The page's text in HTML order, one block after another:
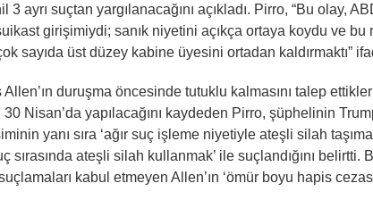
3 ayrı suçtan yargılanacağını açıkladı. Pirro, “Bu olay,
girişimiydi; sanık niyetini açıkça ortaya koydu ve bu
sayıda üst düzey kabine üyesini ortadan kaldırmaktı”
duruşma öncesinde tutuklu kalmasını talep
30 Nisan’da yapılacağını kaydeden Pirro, şüphelinin
yanı sıra ‘ağır suç işleme niyetiyle ateşli silah
sırasında ateşli silah kullanmak’ ile suçlandığını belirtti.
kabul etmeyen Allen’ın ‘ömür boyu hapis